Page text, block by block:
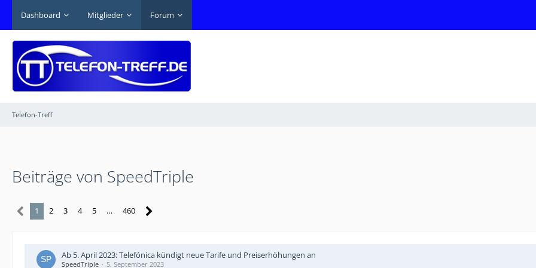
Dashboard Mitglieder Forum
Telefon-Treff
Beiträge von SpeedTriple
1 2 3 4 5 … 460
Ab 5. April 2023: Telefónica kündigt neue Tarife und Preiserhöhungen an
SpeedTriple 5. September 2023